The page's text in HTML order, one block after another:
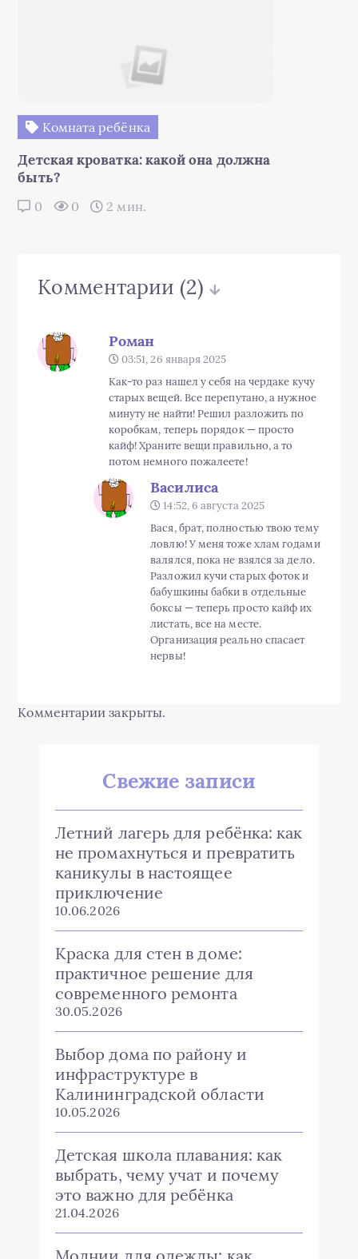
Комната ребёнка
Детская кроватка: какой она должна
быть?
0 0 2 мин.
Комментарии (2)
Роман
03:51, 26 января 2025
Как-то раз нашел у себя на чердаке кучу
старых вещей. Все перепутано, а нужное
минуту не найти! Решил разложить по
коробкам, теперь порядок — просто
кайф! Храните вещи правильно, а то
потом немного пожалеете!
Василиса
14:52, 6 августа 2025
Вася, брат, полностью твою тему
ловлю! У меня тоже хлам годами
валялся, пока не взялся за дело.
Разложил кучи старых фоток и
бабушкины бабки в отдельные
боксы — теперь просто кайф их
листать, все на месте.
Организация реально спасает
нервы!
Комментарии закрыты.
Свежие записи
Летний лагерь для ребёнка: как
не промахнуться и превратить
каникулы в настоящее
приключение
10.06.2026
Краска для стен в доме:
практичное решение для
современного ремонта
30.05.2026
Выбор дома по району и
инфраструктуре в
Калининградской области
10.05.2026
Детская школа плавания: как
выбрать, чему учат и почему
это важно для ребёнка
21.04.2026